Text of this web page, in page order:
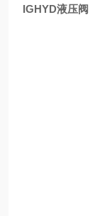
IGHYD液压阀